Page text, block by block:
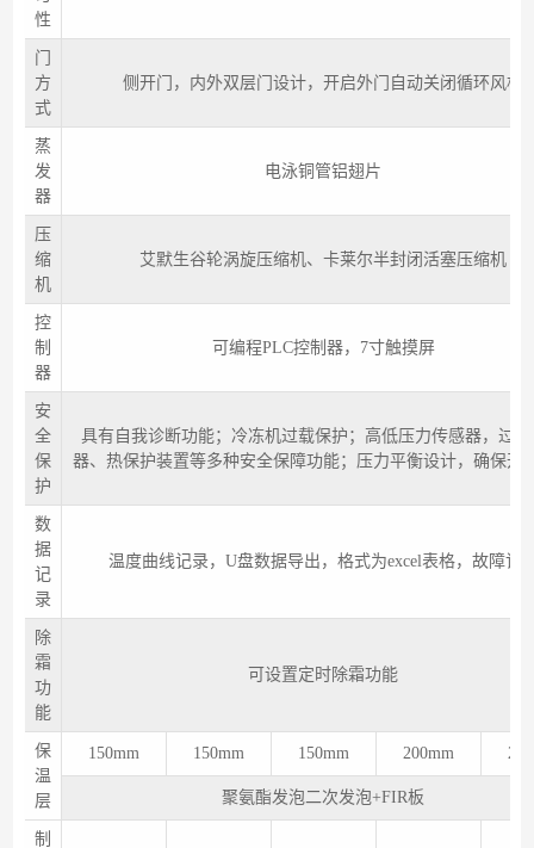
性
门
方
式
侧开门，内外双层门设计，开启外门自动关闭循环风机
蒸
发
器
电泳铜管铝翅片
压
缩
机
艾默生谷轮涡旋压缩机、卡莱尔半封闭活塞压缩机
控
制
器
可编程PLC控制器，7寸触摸屏
安
全
保
护
具有自我诊断功能；冷冻机过载保护；高低压力传感器，过
器、热保护装置等多种安全保障功能；压力平衡设计，确保开
数
据
记
录
温度曲线记录，U盘数据导出，格式为excel表格，故障记
除
霜
功
能
可设置定时除霜功能
保
温
层
150mm 150mm 150mm 200mm
聚氨酯发泡二次发泡+FIR板
制